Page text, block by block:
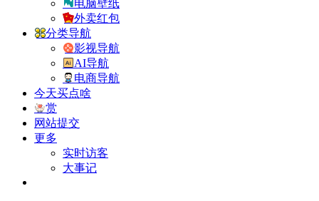
电脑壁纸
外卖红包
分类导航
影视导航
AI导航
电商导航
今天买点啥
赏
网站提交
更多
实时访客
大事记